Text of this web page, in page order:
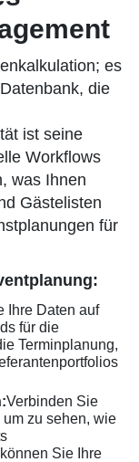
es
die
ist seine
Workflows
was Ihnen
Gästelisten
für
Ihre Daten auf
für die
Terminplanung,
Verbinden Sie
zu sehen, wie
Sie Ihre